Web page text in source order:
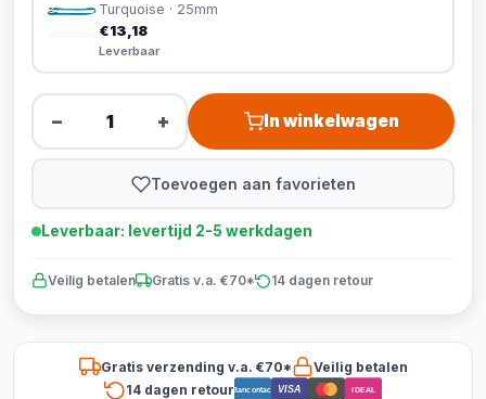
Turquoise · 25mm
€13,18
Leverbaar
− + In winkelwagen
Toevoegen aan favorieten
Leverbaar: levertijd 2-5 werkdagen
Veilig betalen Gratis v.a. €70* 14 dagen retour
Gratis verzending v.a. €70*
Veilig betalen
14 dagen retourBancontact VISA iDEAL